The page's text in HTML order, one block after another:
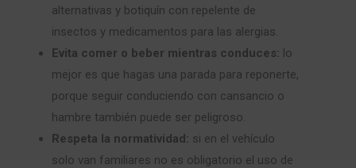
alternativas y botiquín con repelente de
insectos y medicamentos para las alergias.
Evita comer o beber mientras conduces: lo
mejor es que hagas una parada para reponerte,
porque seguir conduciendo con cansancio o
hambre también puede ser peligroso.
Respeta la normatividad: si en el vehículo
solo van familiares no es obligatorio el uso de